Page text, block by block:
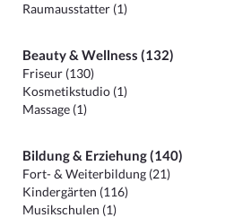
Raumausstatter (1)
Beauty & Wellness (132)
Friseur (130)
Kosmetikstudio (1)
Massage (1)
Bildung & Erziehung (140)
Fort- & Weiterbildung (21)
Kindergärten (116)
Musikschulen (1)